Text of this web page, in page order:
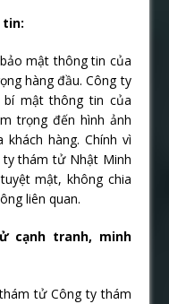
tin:
mật thông tin của
hàng đầu. Công ty
mật thông tin của
trọng đến hình ảnh
hàng. Chính vì
thám tử Nhật Minh
mật, không chia
liên quan.
cạnh tranh, minh
tử Công ty thám